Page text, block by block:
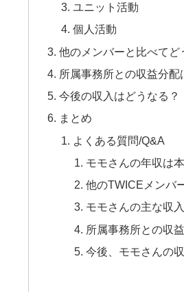
ユニット活動
個人活動
他のメンバーと比べてど
所属事務所との収益分配
今後の収入はどうなる？
まとめ
よくある質問/Q&A
モモさんの年収は
他のTWICEメンバ
モモさんの主な収
所属事務所との収
今後、モモさんの